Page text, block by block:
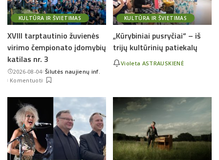
KULTŪRA IR ŠVIETIMAS
XVIII tarptautinio žuvienės
virimo čempionato įdomybių
katilas nr. 3
2026-08-04Posted
by
Šilutės naujienų inf.
Komentuoti
KULTŪRA IR ŠVIETIMAS
„Kūrybiniai pusryčiai“ – iš
trijų kultūrinių patiekalų
Violeta ASTRAUSKIENĖ